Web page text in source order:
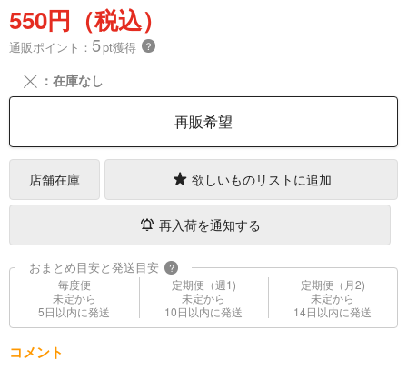
550円（税込）
通販ポイント： 5pt獲得 ？
╳ ：在庫なし
再販希望
店舗在庫 欲しいものリストに追加
再入荷を通知する
おまとめ目安と発送目安 ?
毎度便
未定から
5日以内に発送
定期便（週1)
未定から
10日以内に発送
定期便（月2)
未定から
14日以内に発送
コメント